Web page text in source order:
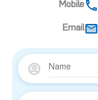
Mobile
Email